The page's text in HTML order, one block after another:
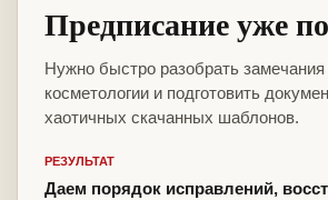
Предписание уже
Нужно быстро разобрать замечания
косметологии и подготовить
хаотичных скачанных шаблонов.
РЕЗУЛЬТАТ
Даем порядок исправлений,